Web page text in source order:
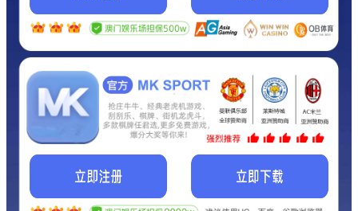
Hey Guys!
我们即将上线啦...
我们的网站正在建设.
它将是非常棒的网站.